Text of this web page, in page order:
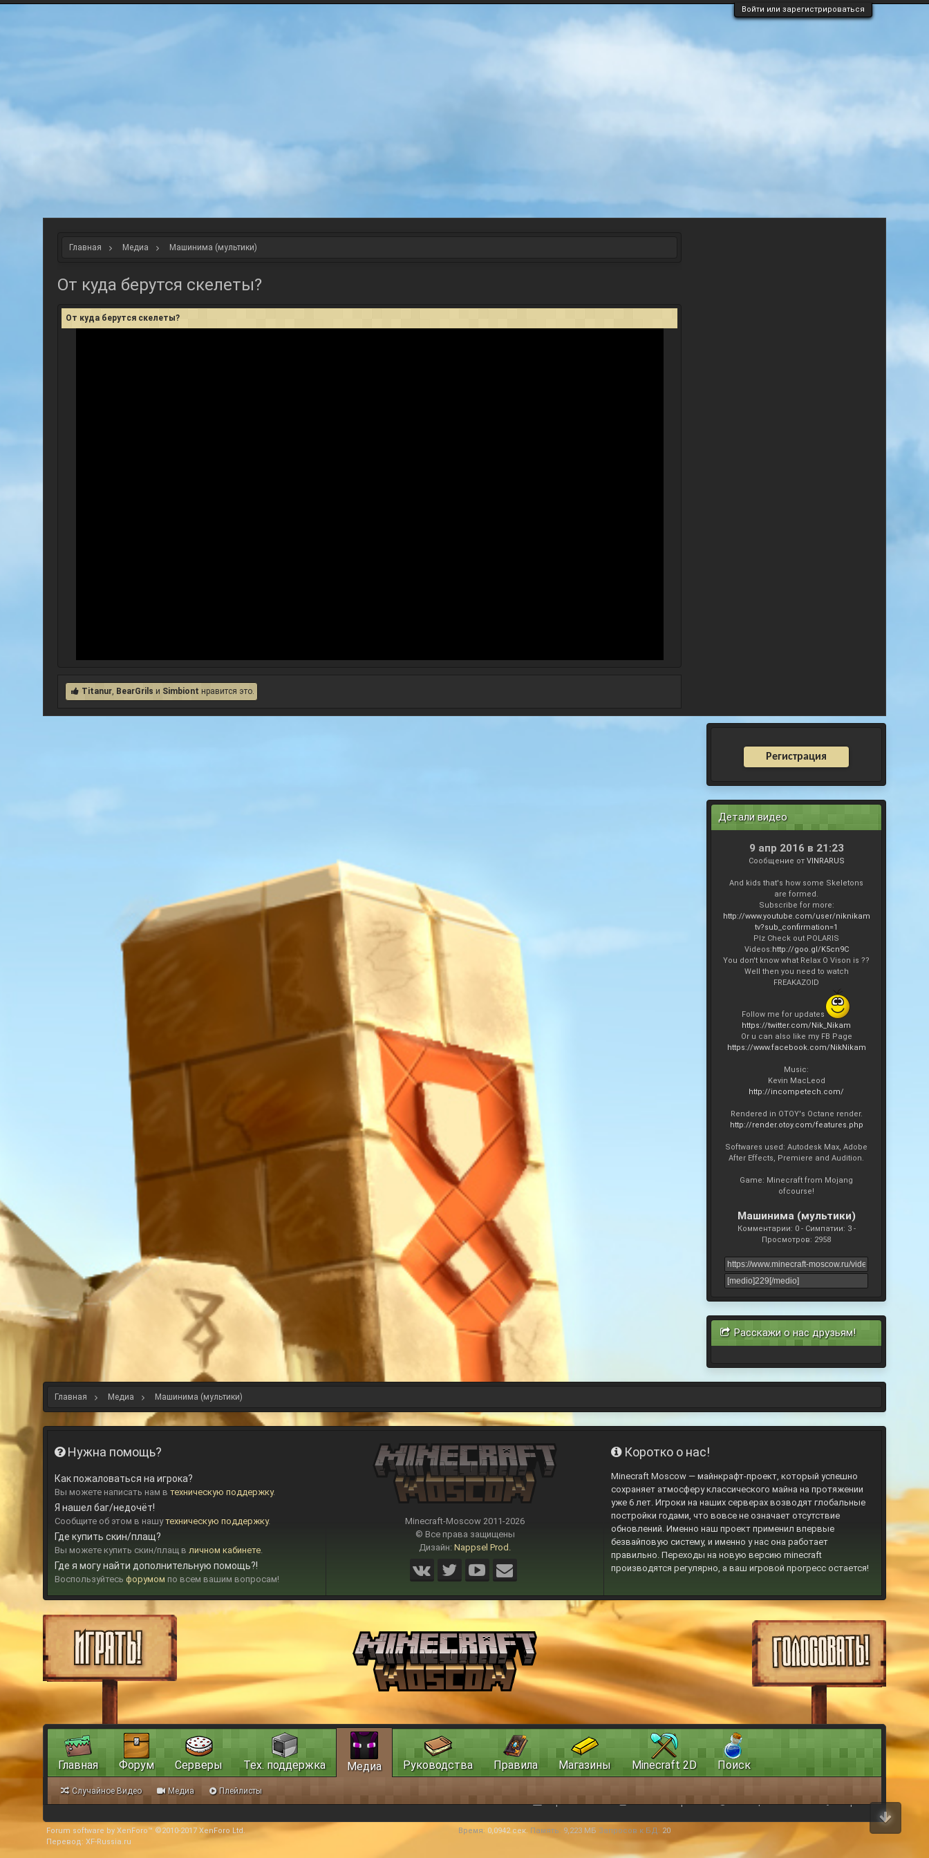
Войти или зарегистрироваться
Главная Медиа Машинима (мультики)
От куда берутся скелеты?
От куда берутся скелеты?
Titanur, BearGrils и Simbiont нравится это.
Регистрация
Детали видео
9 апр 2016 в 21:23
Сообщение от VINRARUS
And kids that's how some Skeletons
are formed.
Subscribe for more:
http://www.youtube.com/user/niknikam
tv?sub_confirmation=1
Plz Check out POLARIS
Videos:http://goo.gl/K5cn9C
You don't know what Relax O Vison is ??
Well then you need to watch
FREAKAZOID
Follow me for updates
https://twitter.com/Nik_Nikam
Or u can also like my FB Page
https://www.facebook.com/NikNikam
Music:
Kevin MacLeod
http://incompetech.com/
Rendered in OTOY's Octane render.
http://render.otoy.com/features.php
Softwares used: Autodesk Max, Adobe
After Effects, Premiere and Audition.
Game: Minecraft from Mojang
ofcourse!
Машинима (мультики)
Комментарии: 0 - Симпатии: 3 -
Просмотров: 2958
Расскажи о нас друзьям!
Главная Медиа Машинима (мультики)
Нужна помощь?
Как пожаловаться на игрока?
Вы можете написать нам в техническую поддержку.
Я нашел баг/недочёт!
Сообщите об этом в нашутехническую поддержку.
Где купить скин/плащ?
Вы можете купить скин/плащ в личном кабинете.
Где я могу найти дополнительную помощь?!
Воспользуйтесь форумом по всем вашим вопросам!
Minecraft-Moscow 2011-2026
© Все права защищены
Дизайн: Nappsel Prod.
Коротко о нас!
Minecraft Moscow — майнкрафт-проект, который успешно
сохраняет атмосферу классического майна на протяжении
уже 6 лет. Игроки на наших серверах возводят глобальные
постройки годами, что вовсе не означает отсутствие
обновлений. Именно наш проект применил впервые
безвайповую систему, и именно у нас она работает
правильно. Переходы на новую версию minecraft
производятся регулярно, а ваш игровой прогресс остается!
Главная Форум Серверы Тех. поддержка Медиа
Случайное Видео Медиа Плейлисты
Руководства Правила Магазины Minecraft 2D Поиск
Обратная связь Условия и правила Помощь Главная Вверх
Forum software by XenForo™ ©2010-2017 XenForo Ltd.
Перевод: XF-Russia.ru
Время: 0,0942 сек. Память: 9,223 МБ Запросов к БД: 20